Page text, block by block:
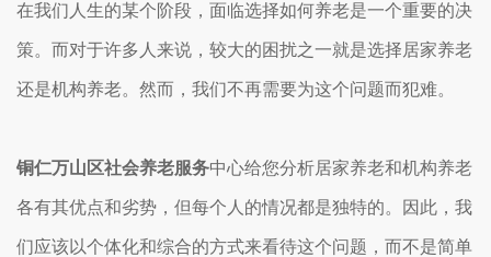
在我们人生的某个阶段，面临选择如何养老是一个重要的决
策。而对于许多人来说，较大的困扰之一就是选择居家养老
还是机构养老。然而，我们不再需要为这个问题而犯难。
铜仁万山区社会养老服务中心给您分析居家养老和机构养老
各有其优点和劣势，但每个人的情况都是独特的。因此，我
们应该以个体化和综合的方式来看待这个问题，而不是简单